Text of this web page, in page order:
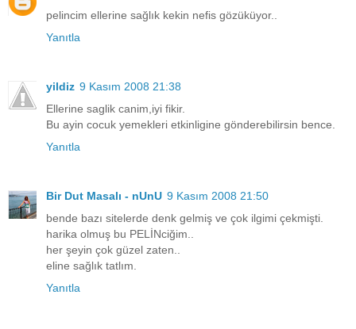
pelincim ellerine sağlık kekin nefis gözüküyor..
Yanıtla
yildiz 9 Kasım 2008 21:38
Ellerine saglik canim,iyi fikir.
Bu ayin cocuk yemekleri etkinligine gönderebilirsin bence.
Yanıtla
Bir Dut Masalı - nUnU 9 Kasım 2008 21:50
bende bazı sitelerde denk gelmiş ve çok ilgimi çekmişti.
harika olmuş bu PELİNciğim..
her şeyin çok güzel zaten..
eline sağlık tatlım.
Yanıtla